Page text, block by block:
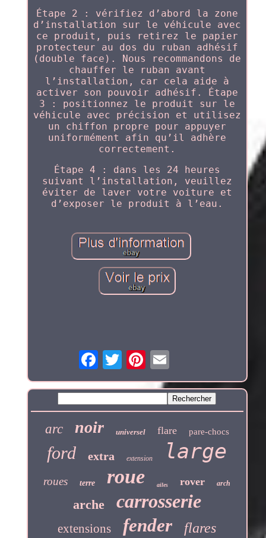
Étape 2 : vérifiez d’abord la zone
d’installation sur le véhicule avec
ce produit, puis retirez le papier
protecteur au dos du ruban adhésif
(double face). Nous recommandons de
chauffer le ruban avant
l’installation, car cela aide à
activer son pouvoir adhésif. Étape
3 : positionnez le produit sur le
véhicule avec précision et utilisez
un chiffon propre pour appuyer
uniformément afin qu’il adhère
correctement.
Étape 4 : dans les 24 heures
suivant l’installation, veuillez
éviter de laver votre voiture et
d’exposer le produit à l’eau.
arc noir universel flare pare-chocs
ford extra extension large
roues terre roue ailes rover arch
arche carrosserie
extensions fender flares